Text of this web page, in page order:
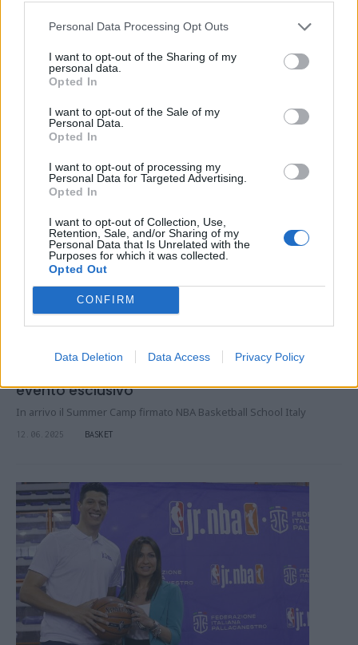
Personal Data Processing Opt Outs
I want to opt-out of the Sharing of my
personal data.
Opted In
I want to opt-out of the Sale of my
Personal Data.
Opted In
I want to opt-out of processing my
Personal Data for Targeted Advertising.
Opted In
I want to opt-out of Collection, Use,
Retention, Sale, and/or Sharing of my
Personal Data that Is Unrelated with the
Purposes for which it was collected.
Opted Out
CONFIRM
Data Deletion Data Access Privacy Policy
Terza squadra Nba per Simone Fontecchio:
vola in Florida
A Ripa Teatina la prima uscita da nuovo giocatore di Miami
evento esclusivo
In arrivo il Summer Camp firmato NBA Basketball School Italy
12.06.2025 BASKET